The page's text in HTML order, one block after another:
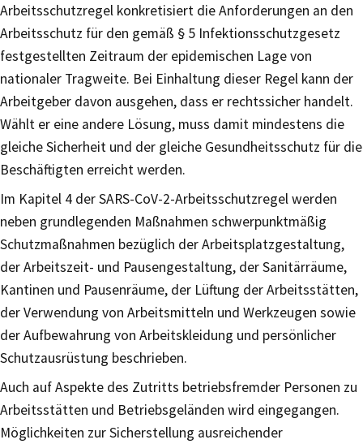
Arbeitsschutzregel konkretisiert die Anforderungen an den
Arbeitsschutz für den gemäß § 5 Infektionsschutzgesetz
festgestellten Zeitraum der epidemischen Lage von
nationaler Tragweite. Bei Einhaltung dieser Regel kann der
Arbeitgeber davon ausgehen, dass er rechtssicher handelt.
Wählt er eine andere Lösung, muss damit mindestens die
gleiche Sicherheit und der gleiche Gesundheitsschutz für die
Beschäftigten erreicht werden.
Im Kapitel 4 der SARS-CoV-2-Arbeitsschutzregel werden
neben grundlegenden Maßnahmen schwerpunktmäßig
Schutzmaßnahmen bezüglich der Arbeitsplatzgestaltung,
der Arbeitszeit- und Pausengestaltung, der Sanitärräume,
Kantinen und Pausenräume, der Lüftung der Arbeitsstätten,
der Verwendung von Arbeitsmitteln und Werkzeugen sowie
der Aufbewahrung von Arbeitskleidung und persönlicher
Schutzausrüstung beschrieben.
Auch auf Aspekte des Zutritts betriebsfremder Personen zu
Arbeitsstätten und Betriebsgeländen wird eingegangen.
Möglichkeiten zur Sicherstellung ausreichender